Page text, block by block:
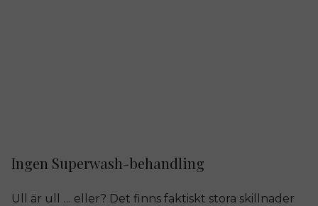
Ingen Superwash-behandling
Ull är ull … eller? Det finns faktiskt stora skillnader